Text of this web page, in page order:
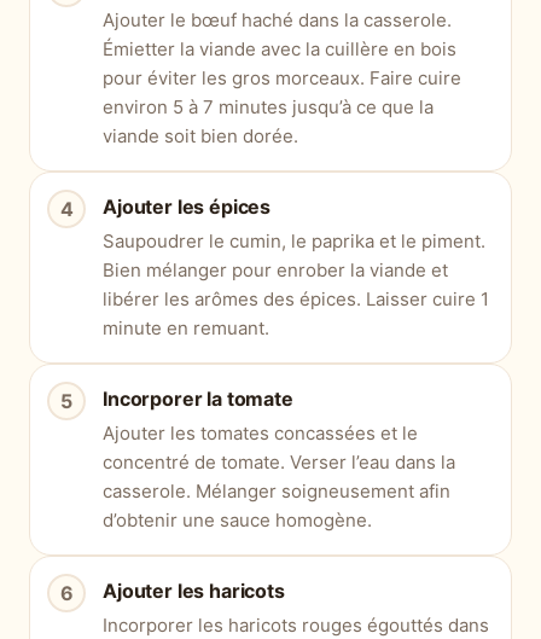
Ajouter le bœuf haché dans la casserole.
Émietter la viande avec la cuillère en bois
pour éviter les gros morceaux. Faire cuire
environ 5 à 7 minutes jusqu’à ce que la
viande soit bien dorée.
Ajouter les épices
Saupoudrer le cumin, le paprika et le piment.
Bien mélanger pour enrober la viande et
libérer les arômes des épices. Laisser cuire 1
minute en remuant.
Incorporer la tomate
Ajouter les tomates concassées et le
concentré de tomate. Verser l’eau dans la
casserole. Mélanger soigneusement afin
d’obtenir une sauce homogène.
Ajouter les haricots
Incorporer les haricots rouges égouttés dans